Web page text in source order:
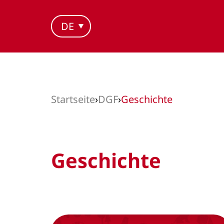
DE
Startseite›DGF›Geschichte
Geschichte